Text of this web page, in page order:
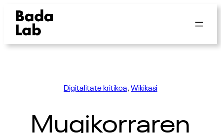
Digitalitate kritikoa, Wikikasi
Mugikorraren